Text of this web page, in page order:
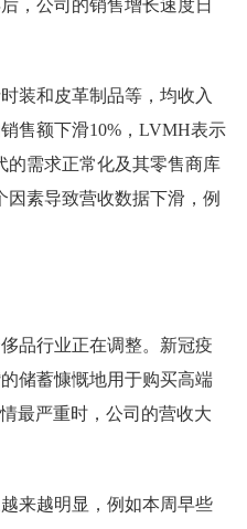
，公司的销售增长速度日
装和皮革制品等，均收入
售额下滑10%，LVMH表示
的需求正常化及其零售商库
因素导致营收数据下滑，例
品行业正在调整。新冠疫
储蓄慷慨地用于购买高端
最严重时，公司的营收大
来越明显，例如本周早些